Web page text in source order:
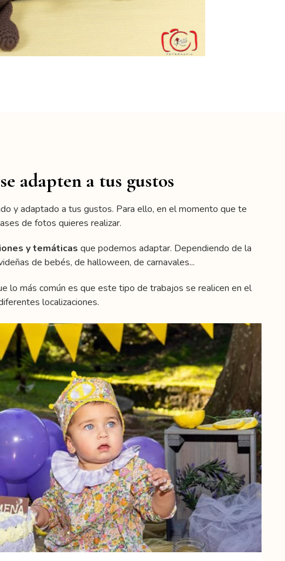
adapten a tus gustos
y adaptado a tus gustos. Para ello, en el momento que te
de fotos quieres realizar.
y temáticas que podemos adaptar. Dependiendo de la
de bebés, de halloween, de carnavales...
lo más común es que este tipo de trabajos se realicen en el
localizaciones.